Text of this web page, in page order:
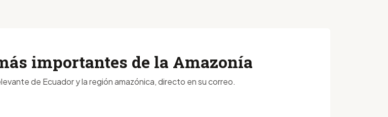
importantes de la Amazonía
de Ecuador y la región amazónica, directo en su correo.